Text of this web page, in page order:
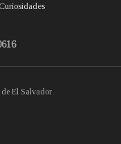
Curiosidades
El Salvador